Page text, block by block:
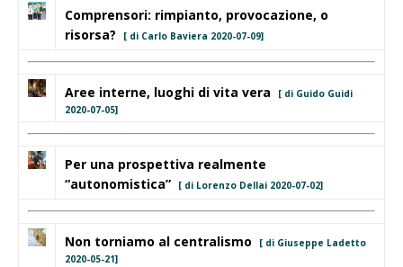
Comprensori: rimpianto, provocazione, o
risorsa?
[ di Carlo Baviera 2020-07-09]
Aree interne, luoghi di vita vera
[ di Guido Guidi
2020-07-05]
Per una prospettiva realmente
“autonomistica”
[ di Lorenzo Dellai 2020-07-02]
Non torniamo al centralismo
[ di Giuseppe Ladetto
2020-05-21]